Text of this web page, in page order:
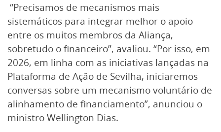
“Precisamos de mecanismos mais
sistemáticos para integrar melhor o apoio
entre os muitos membros da Aliança,
sobretudo o financeiro”, avaliou. “Por isso, em
2026, em linha com as iniciativas lançadas na
Plataforma de Ação de Sevilha, iniciaremos
conversas sobre um mecanismo voluntário de
alinhamento de financiamento”, anunciou o
ministro Wellington Dias.